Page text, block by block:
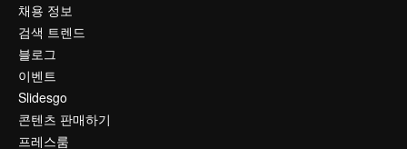
채용 정보
검색 트렌드
블로그
이벤트
Slidesgo
콘텐츠 판매하기
프레스룸